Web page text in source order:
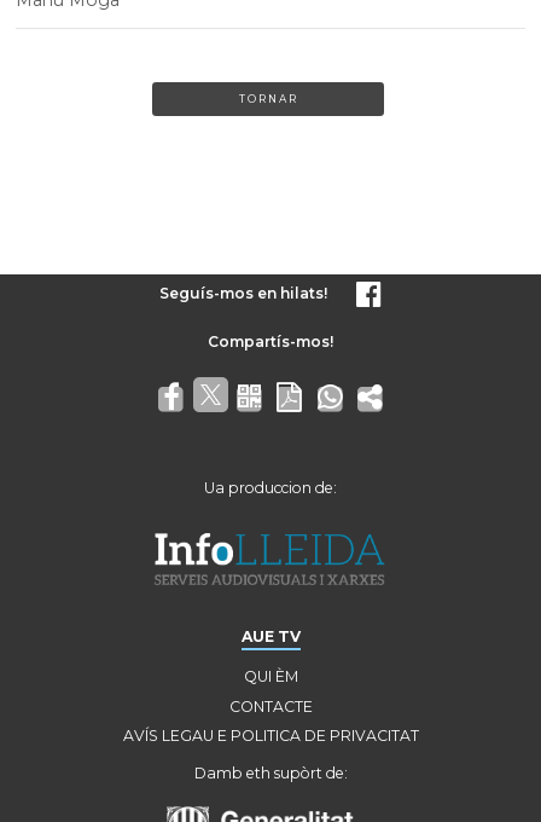
TORNAR
Seguís-mos en hilats!
Ua produccion de:
AUE TV
QUI ÈM
CONTACTE
AVÍS LEGAU E POLITICA DE PRIVACITAT
Damb eth supòrt de: